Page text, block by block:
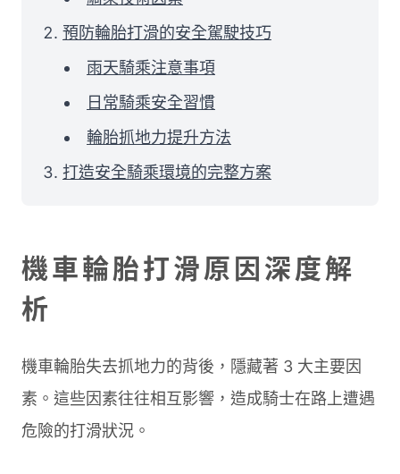
預防輪胎打滑的安全駕駛技巧
雨天騎乘注意事項
日常騎乘安全習慣
輪胎抓地力提升方法
打造安全騎乘環境的完整方案
機車輪胎打滑原因深度解
析
機車輪胎失去抓地力的背後，隱藏著 3 大主要因
素。這些因素往往相互影響，造成騎士在路上遭遇
危險的打滑狀況。